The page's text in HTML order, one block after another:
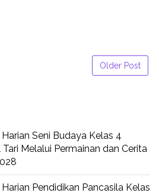
Older Post
Seni Budaya Kelas 4
Melalui Permainan dan Cerita
Pendidikan Pancasila Kelas